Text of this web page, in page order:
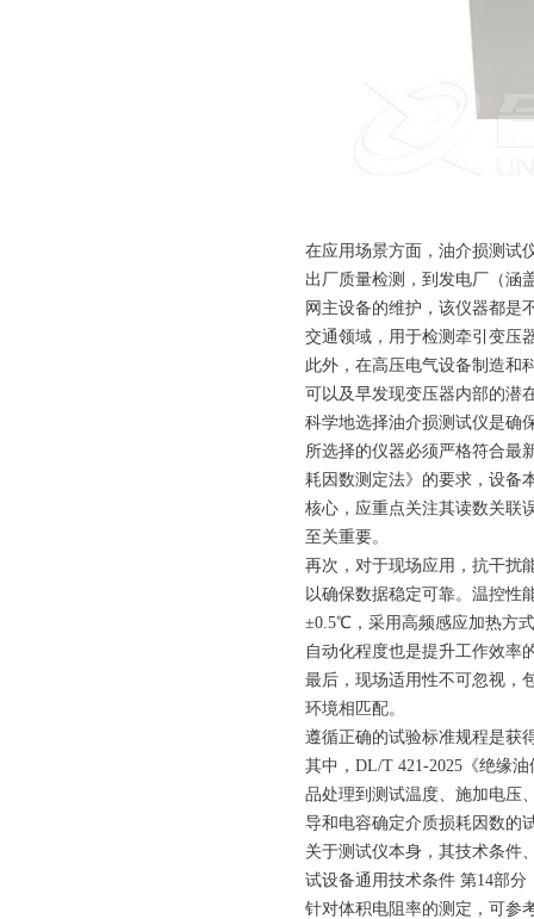
在应用场景方面，油介损测试
出厂质量检测，到发电厂（涵
网主设备的维护，该仪器都是
交通领域，用于检测牵引变压
此外，在高压电气设备制造和
可以及早发现变压器内部的潜
科学地选择油介损测试仪是确
所选择的仪器必须严格符合最
耗因数测定法》的要求，设备
核心，应重点关注其读数关联
至关重要。
再次，对于现场应用，抗干扰
以确保数据稳定可靠。温控性
±0.5℃，采用高频感应加热方
自动化程度也是提升工作效率
最后，现场适用性不可忽视，
环境相匹配。
遵循正确的试验标准规程是获
其中，DL/T 421-2025《绝缘
品处理到测试温度、施加电压
导和电容确定介质损耗因数的
关于测试仪本身，其技术条件
试设备通用技术条件 第14部
针对体积电阻率的测定，可参